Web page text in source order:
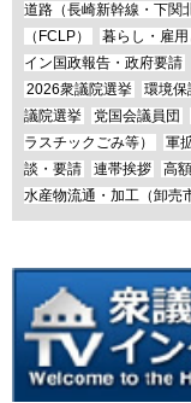
道路（長崎新幹線・下関
（FCLP）
暮らし・雇
イン国政報告・政府要請
2026衆議院選挙
環境保
議院選挙
党国会議員団
ラスチックごみ等）
軍
談・要請
連帯挨拶 高
水産物流通・加工（卸売